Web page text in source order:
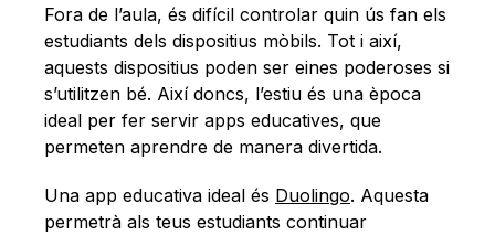
Fora de l’aula, és difícil controlar quin ús fan els
estudiants dels dispositius mòbils. Tot i així,
aquests dispositius poden ser eines poderoses si
s’utilitzen bé. Així doncs, l’estiu és una època
ideal per fer servir apps educatives, que
permeten aprendre de manera divertida.
Una app educativa ideal és Duolingo. Aquesta
permetrà als teus estudiants continuar